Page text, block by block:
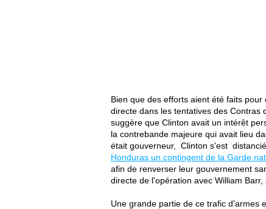
Bien que des efforts aient été faits
directe dans les tentatives des Contras
suggère que Clinton avait un intérêt
la contrebande majeure qui avait lieu
était gouverneur, Clinton s'est
Honduras un contingent de la Garde
afin de renverser leur gouvernement
directe de l'opération avec William
Une grande partie de ce trafic d'armes